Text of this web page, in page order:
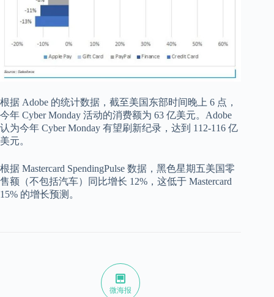
根据 Adobe 的统计数据，截至美国东部时间晚上 6 点，
今年 Cyber Monday 活动的消费额为 63 亿美元。Adobe
认为今年 Cyber Monday 有望刷新纪录，达到 112-116 亿
美元。
根据 Mastercard SpendingPulse 数据，黑色星期五美国零
售额（不包括汽车）同比增长 12%，这低于 Mastercard
15% 的增长预测。
微海报